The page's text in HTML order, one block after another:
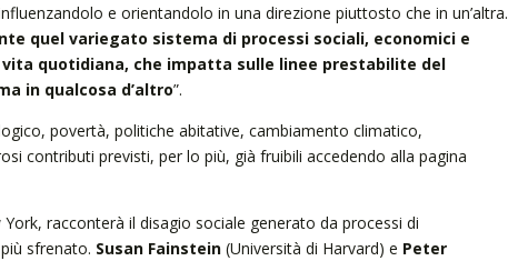
e orientandolo in una direzione piuttosto che in un’altra.
quel variegato sistema di processi sociali, economici e
quotidiana, che impatta sulle linee prestabilite del
in qualcosa d’altro”.
povertà, politiche abitative, cambiamento climatico,
contributi previsti, per lo più, già fruibili accedendo alla pagina
racconterà il disagio sociale generato da processi di
sfrenato. Susan Fainstein(Università di Harvard) e Peter